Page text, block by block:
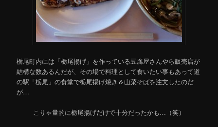
栃尾町内には「栃尾揚げ」を作っている豆腐屋さんやら販売店が
結構な数あるんだが、その場で料理として食いたい事もあって道
の駅「栃尾」の食堂で栃尾揚げ焼き＆山菜そばを注文したのだ
が…
こりゃ量的に栃尾揚げだけで十分だったかも…（笑）